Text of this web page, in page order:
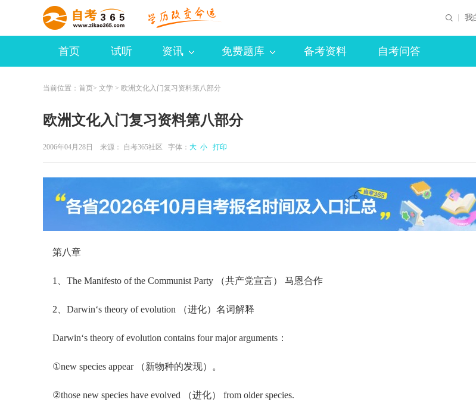
我
首页 试听 资讯 免费题库 备考资料 自考问答
当前位置： 首页> 文学 > 欧洲文化入门复习资料第八部分
欧洲文化入门复习资料第八部分
2006年04月28日 来源： 自考365社区 字体： 大 小 打印
第八章
1、The Manifesto of the Communist Party （共产党宣言） 马恩合作
2、Darwin‘s theory of evolution （进化）名词解释
Darwin‘s theory of evolution contains four major arguments：
①new species appear （新物种的发现）。
②those new species have evolved （进化） from older species.